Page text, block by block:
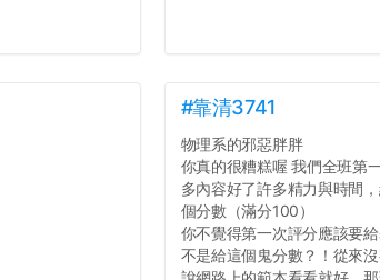
#靠清3741
物理系的邪惡胖胖
你真的很糟糕喔 我們全班第
多內容好了許多精力與時間
個分數（滿分100）
你不覺得第一次評分應該要
不是給這個鬼分數？！從來